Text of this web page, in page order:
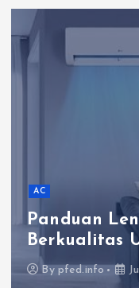
AC
Panduan
Berkualitas
By pfed.info